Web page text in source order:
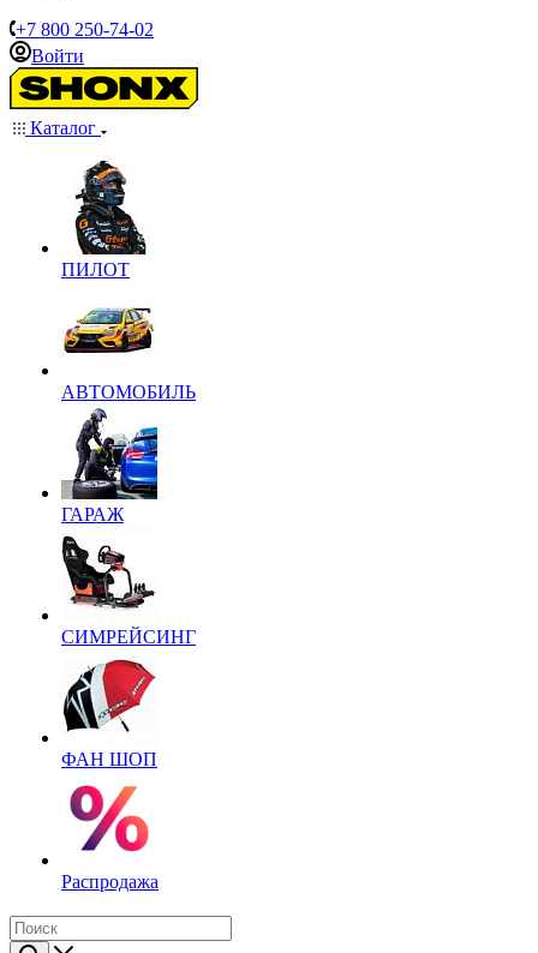
+7 800 250-74-02
Войти
Каталог
ПИЛОТ
АВТОМОБИЛЬ
ГАРАЖ
СИМРЕЙСИНГ
ФАН ШОП
Распродажа